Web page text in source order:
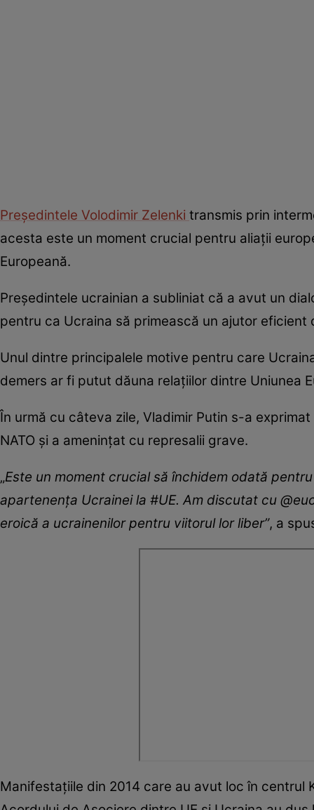
Președintele Volodimir Zelenki transmis prin
acesta este un moment crucial pentru aliații
Europeană.
Președintele ucrainian a subliniat că a avut un
pentru ca Ucraina să primească un ajutor eficient
Unul dintre principalele motive pentru care
demers ar fi putut dăuna relațiilor dintre Uniunea
În urmă cu câteva zile, Vladimir Putin s-a
NATO și a amenințat cu represalii grave.
„Este un moment crucial să închidem odată
apartenența Ucrainei la #UE. Am discutat cu
eroică a ucrainenilor pentru viitorul lor liber”, a
Manifestaţiile din 2014 care au avut loc în